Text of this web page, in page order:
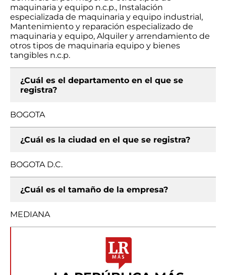
maquinaria y equipo n.c.p., Instalación
especializada de maquinaria y equipo industrial,
Mantenimiento y reparación especializado de
maquinaria y equipo, Alquiler y arrendamiento de
otros tipos de maquinaria equipo y bienes
tangibles n.c.p.
¿Cuál es el departamento en el que se
registra?
BOGOTA
¿Cuál es la ciudad en el que se registra?
BOGOTA D.C.
¿Cuál es el tamaño de la empresa?
MEDIANA